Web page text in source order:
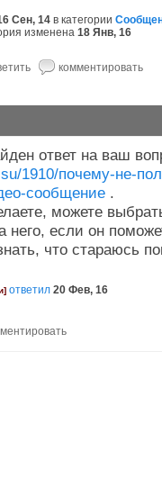
Сен, 14 в категории
изменена 18 Янв, 16
ответ на ваш
1910/почему-не-
сообщение .
можете
него, если он
что стараюсь
ответил 20 Фев, 16